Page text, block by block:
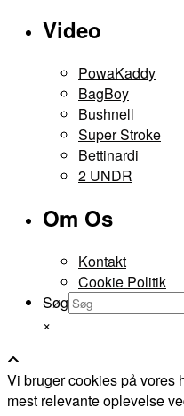
Video
PowaKaddy
BagBoy
Bushnell
Super Stroke
Bettinardi
2 UNDR
Om Os
Kontakt
Cookie Politik
Søg
×
Vi bruger cookies på vores
mest relevante oplevelse